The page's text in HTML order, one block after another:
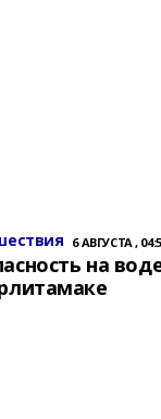
6 АВГУСТА ,
на